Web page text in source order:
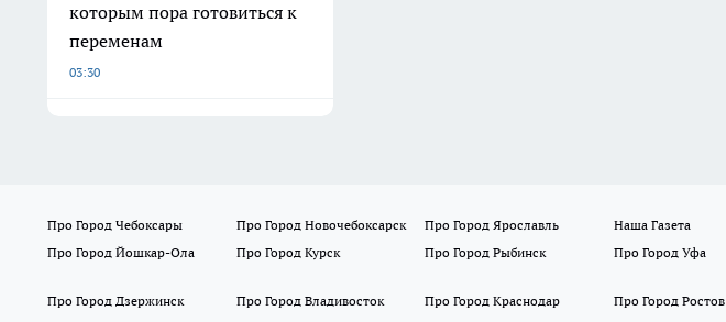
которым пора готовиться к
переменам
03:30
Про Город Чебоксары Про Город Новочебоксарск Про Город Ярославль Наша Газета
Про Город Йошкар-Ола
Про Город Курск Про Город Рыбинск Про Город Уфа
Про Город Дзержинск
Про Город Владивосток Про Город Краснодар Про Город Ростов